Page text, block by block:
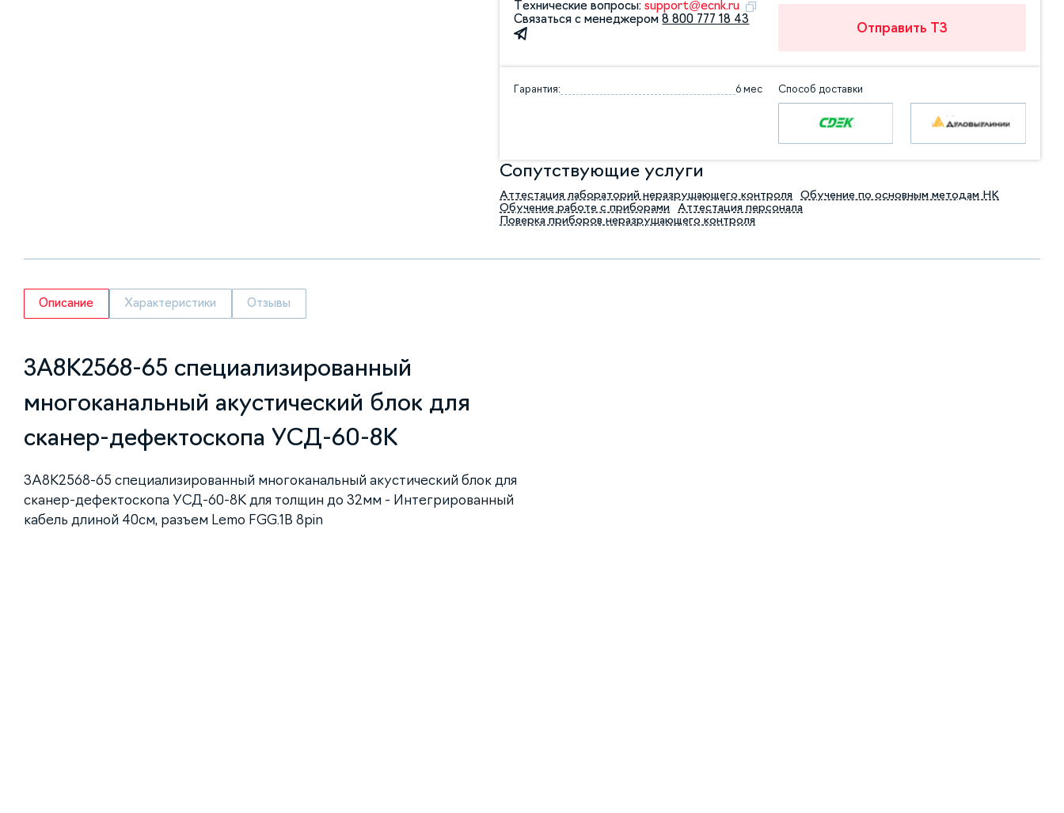
Технические вопросы:support@ecnk.ru
Связаться с менеджером8 800 777 18 43
Отправить ТЗ
Гарантия: 6 мес Способ доставки
Сопутствующие услуги
Аттестация лабораторий неразрушающего контроля
Обучение по основным методам НК
Обучение работе с приборами
Аттестация персонала
Поверка приборов неразрушающего контроля
Описание Характеристики Отзывы
3A8K2568-65 cпециализированный
многоканальный акустический блок для
сканер-дефектоскопа УСД-60-8К
3A8K2568-65 cпециализированный многоканальный акустический блок для
сканер-дефектоскопа УСД-60-8К для толщин до 32мм - Интегрированный
кабель длиной 40см, разъем Lemo FGG.1B 8pin